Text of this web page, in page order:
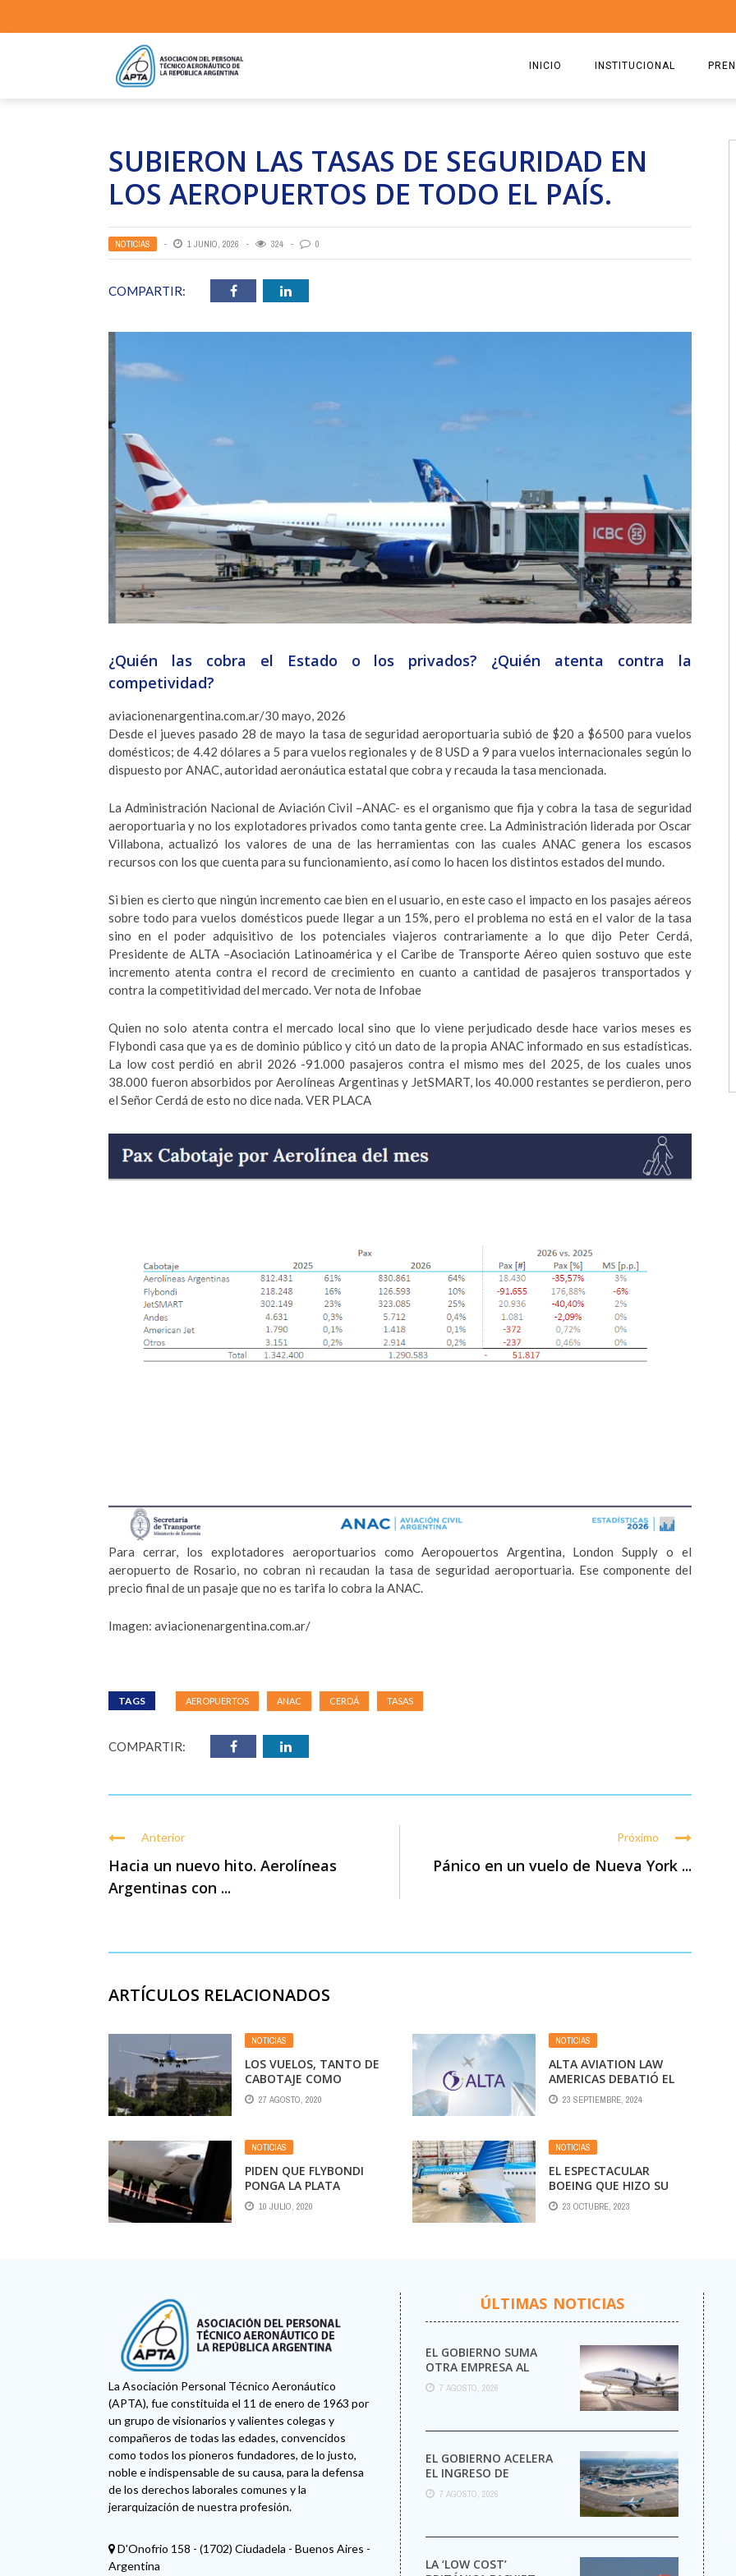
INICIO INSTITUCIONAL
ESTATUTO
COMISIÓN DIRECTIVA 2023-
RICARDO CIRIELLI
SUBIERON LAS TASAS DE SEGURIDAD EN
LOS AEROPUERTOS DE TODO EL PAÍS.
NOTICIAS 1 JUNIO, 2026 324 0
COMPARTIR:
¿Quién las cobra el Estado o los privados? ¿Quién atenta contra la
competividad?
aviacionenargentina.com.ar/30 mayo, 2026
Desde el jueves pasado 28 de mayo la tasa de seguridad aeroportuaria subió de $20 a $6500 para vuelos
domésticos; de 4.42 dólares a 5 para vuelos regionales y de 8 USD a 9 para vuelos internacionales según lo
dispuesto por ANAC, autoridad aeronáutica estatal que cobra y recauda la tasa mencionada.
La Administración Nacional de Aviación Civil –ANAC- es el organismo que fija y cobra la tasa de seguridad
aeroportuaria y no los explotadores privados como tanta gente cree. La Administración liderada por Oscar
Villabona, actualizó los valores de una de las herramientas con las cuales ANAC genera los escasos
recursos con los que cuenta para su funcionamiento, así como lo hacen los distintos estados del mundo.
Si bien es cierto que ningún incremento cae bien en el usuario, en este caso el impacto en los pasajes aéreos
sobre todo para vuelos domésticos puede llegar a un 15%, pero el problema no está en el valor de la tasa
sino en el poder adquisitivo de los potenciales viajeros contrariamente a lo que dijo Peter Cerdá,
Presidente de ALTA –Asociación Latinoamérica y el Caribe de Transporte Aéreo quien sostuvo que este
incremento atenta contra el record de crecimiento en cuanto a cantidad de pasajeros transportados y
contra la competitividad del mercado. Ver nota de Infobae
Quien no solo atenta contra el mercado local sino que lo viene perjudicado desde hace varios meses es
Flybondi casa que ya es de dominio público y citó un dato de la propia ANAC informado en sus estadísticas.
La low cost perdió en abril 2026 -91.000 pasajeros contra el mismo mes del 2025, de los cuales unos
38.000 fueron absorbidos por Aerolíneas Argentinas y JetSMART, los 40.000 restantes se perdieron, pero
el Señor Cerdá de esto no dice nada. VER PLACA
Para cerrar, los explotadores aeroportuarios como Aeropouertos Argentina, London Supply o el
aeropuerto de Rosario, no cobran ni recaudan la tasa de seguridad aeroportuaria. Ese componente del
precio final de un pasaje que no es tarifa lo cobra la ANAC.
Imagen: aviacionenargentina.com.ar/
TAGS AEROPUERTOS ANAC CERDÁ TASAS
COMPARTIR:
Anterior
Hacia un nuevo hito. Aerolíneas
Argentinas con ...
Próximo
Pánico en un vuelo de Nueva York ...
ARTÍCULOS RELACIONADOS
NOTICIAS
LOS VUELOS, TANTO DE
CABOTAJE COMO
INTERNACIONALES EN LA
ARGENTINA, SE
PRONTO”
27 AGOSTO, 2020
NOTICIAS
ALTA AVIATION LAW
AMERICAS DEBATIÓ EL
FUTURO DE LA AVIACIÓN
LATINOAMERICANA
23 SEPTIEMBRE, 2024
NOTICIAS
PIDEN QUE FLYBONDI
PONGA LA PLATA
10 JULIO, 2020
NOTICIAS
EL ESPECTACULAR
BOEING QUE HIZO SU
PRIMER VUELO
ARGENTINO A
23 OCTUBRE, 2023
La Asociación Personal Técnico Aeronáutico
(APTA), fue constituida el 11 de enero de 1963 por
un grupo de visionarios y valientes colegas y
compañeros de todas las edades, convencidos
como todos los pioneros fundadores, de lo justo,
noble e indispensable de su causa, para la defensa
de los derechos laborales comunes y la
jerarquización de nuestra profesión.
D'Onofrio 158 - (1702) Ciudadela - Buenos Aires -
Argentina
ÚLTIMAS NOTICIAS
EL GOBIERNO SUMA
OTRA EMPRESA AL
NEGOCIO DE LOS VUELOS
PRIVADOS
7 AGOSTO, 2026
EL GOBIERNO ACELERA
EL INGRESO DE
AEROLÍNEAS
EXTRANJERAS CON
7 AGOSTO, 2026
LA ‘LOW COST’